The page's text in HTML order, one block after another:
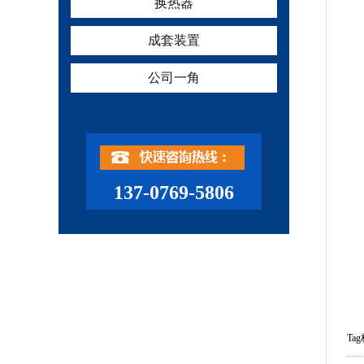
换热器
成套装置
公司一角
137-0769-5806